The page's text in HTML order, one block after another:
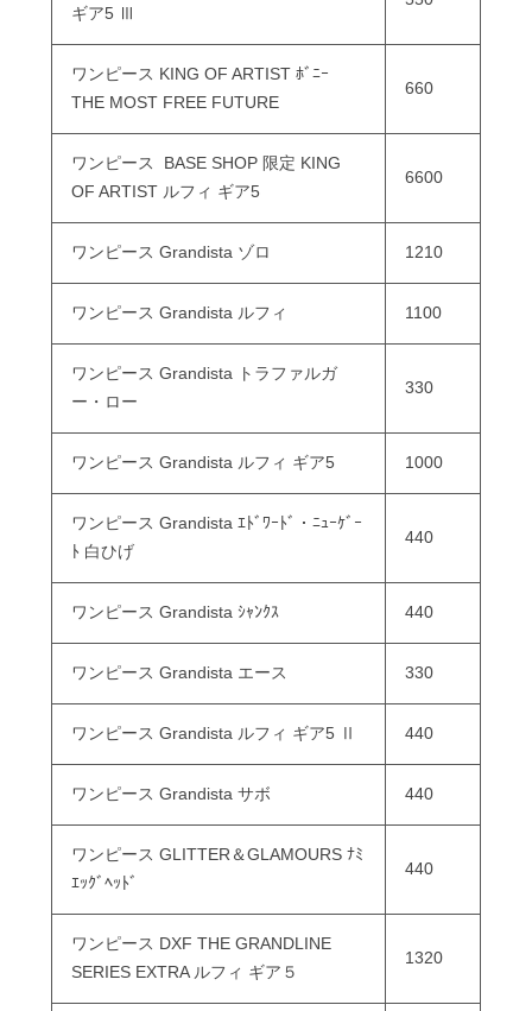
ギア5 Ⅲ
ワンピース KING OF ARTIST ﾎﾞﾆｰ
THE MOST FREE FUTURE
660
ワンピース BASE SHOP 限定 KING
OF ARTIST ルフィ ギア5
6600
ワンピース Grandista ゾロ 1210
ワンピース Grandista ルフィ 1100
ワンピース Grandista トラファルガ
ー・ロー
330
ワンピース Grandista ルフィ ギア5 1000
ワンピース Grandista ｴﾄﾞﾜｰﾄﾞ・ﾆｭｰｹﾞｰ
ﾄ 白ひげ
440
ワンピース Grandista ｼｬﾝｸｽ 440
ワンピース Grandista エース 330
ワンピース Grandista ルフィ ギア5 Ⅱ 440
ワンピース Grandista サボ 440
ワンピース GLITTER＆GLAMOURS ﾅﾐ
ｴｯｸﾞﾍｯﾄﾞ
440
ワンピース DXF THE GRANDLINE
SERIES EXTRA ルフィ ギア５
1320